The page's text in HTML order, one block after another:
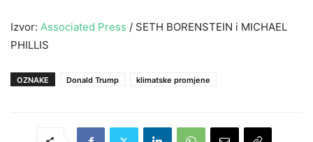
Izvor: Associated Press / SETH BORENSTEIN i MICHAEL
PHILLIS
OZNAKE Donald Trump klimatske promjene